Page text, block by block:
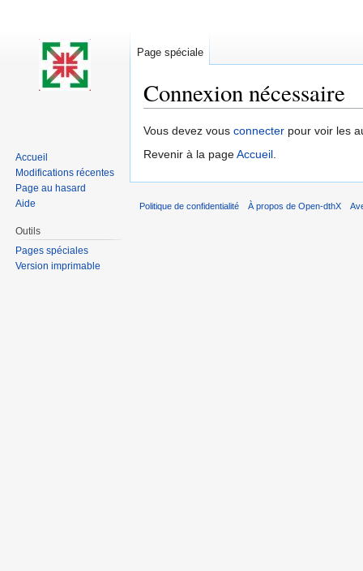
Connexion nécessaire
Vous devez vous connecter pour voir les
Revenir à la pageAccueil.
Page spéciale
Accueil
Modifications récentes
Page au hasard
Aide
Outils
Pages spéciales
Version imprimable
Politique de confidentialité À propos de Open-dthX